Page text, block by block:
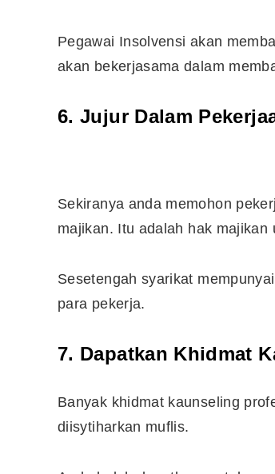
Pegawai Insolvensi akan
akan bekerjasama dalam
6. Jujur Dalam
Sekiranya anda memohon
majikan. Itu adalah hak
Sesetengah syarikat
para pekerja.
7. Dapatkan Khidmat
Banyak khidmat kaunseling
diisytiharkan muflis.